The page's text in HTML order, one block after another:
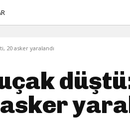
20 asker yaralandı